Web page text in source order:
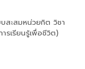
สะสมหน่วยกิต วิชา
รเรียนรู้เพื่อชีวิต)